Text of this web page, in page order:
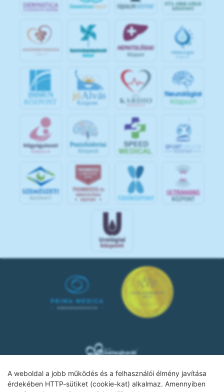
A weboldal a jobb működés és a felhasználói élmény javítása
érdekében HTTP-sütiket (cookie-kat) alkalmaz. Amennyiben
IMMUN
KÖZPONT
jó Alvás
Központ
SPOR